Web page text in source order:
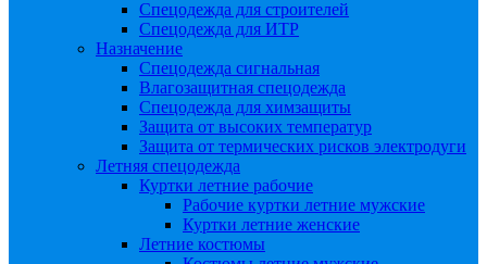
Спецодежда для строителей
Спецодежда для ИТР
Назначение
Спецодежда сигнальная
Влагозащитная спецодежда
Спецодежда для химзащиты
Защита от высоких температур
Защита от термических рисков электродуги
Летняя спецодежда
Куртки летние рабочие
Рабочие куртки летние мужские
Куртки летние женские
Летние костюмы